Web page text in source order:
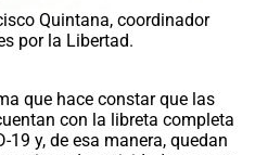
Quintana, coordinador
por la Libertad.
que hace constar que las
con la libreta completa
19 y, de esa manera, quedan